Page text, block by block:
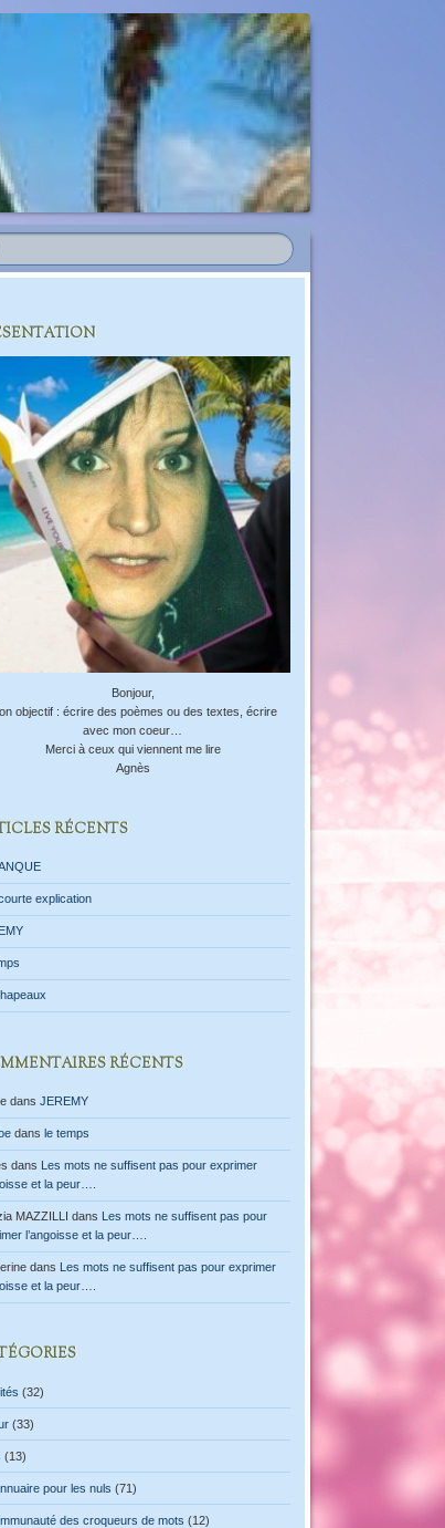
Bonjour,
objectif : écrire des poèmes ou des textes, écrire
avec mon coeur…
Merci à ceux qui viennent me lire
Agnès
RÉCENTS
explication
RÉCENTS
dansJEREMY
dansle temps
dans Les mots ne suffisent pas pour exprimer
et la peur….
MAZZILLI dans Les mots ne suffisent pas pour
l’angoisse et la peur….
dans Les mots ne suffisent pas pour exprimer
et la peur….
(32)
(33)
(13)
pour les nuls (71)
des croqueurs de mots (12)